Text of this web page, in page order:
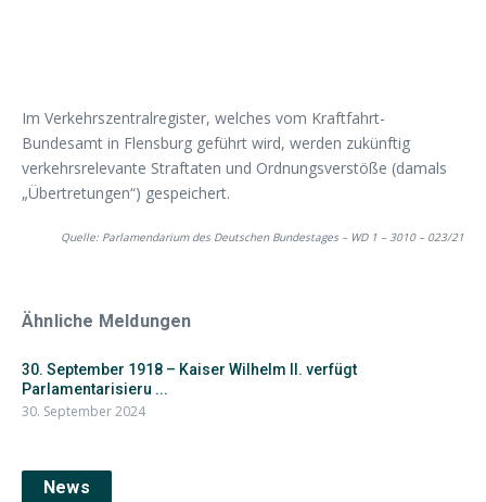
Im Verkehrszentralregister, welches vom Kraftfahrt-
Bundesamt in Flensburg geführt wird, werden zukünftig
verkehrsrelevante Straftaten und Ordnungsverstöße (damals
„Übertretungen“) gespeichert.
Quelle: Parlamendarium des Deutschen Bundestages – WD 1 – 3010 – 023/21
Ähnliche Meldungen
30. September 1918 – Kaiser Wilhelm II. verfügt
Parlamentarisieru ...
30. September 2024
News